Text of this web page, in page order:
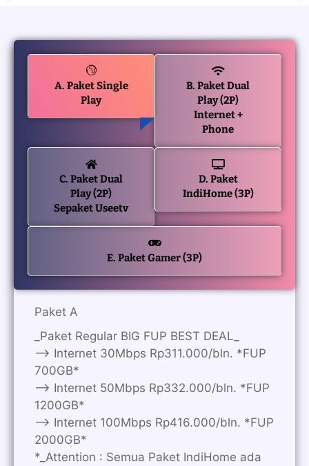
A. Paket Single
Play
B. Paket Dual
Play (2P)
Internet +
Phone
C. Paket Dual
Play (2P)
Sepaket Useetv
D. Paket
IndiHome (3P)
E. Paket Gamer (3P)
Paket A
_Paket Regular BIG FUP BEST DEAL_
—> Internet 30Mbps Rp311.000/bln. *FUP
700GB*
—> Internet 50Mbps Rp332.000/bln. *FUP
1200GB*
—> Internet 100Mbps Rp416.000/bln. *FUP
2000GB*
*_Attention : Semua Paket IndiHome ada